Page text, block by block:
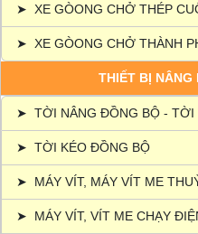
➤ XE GÒONG CHỞ THÉP
➤ XE GÒONG CHỞ THÀNH
THIẾT BỊ NÂNG
➤ TỜI NÂNG ĐỒNG BỘ - TỜI
➤ TỜI KÉO ĐỒNG BỘ
➤ MÁY VÍT, MÁY VÍT ME
➤ MÁY VÍT, VÍT ME CHẠY